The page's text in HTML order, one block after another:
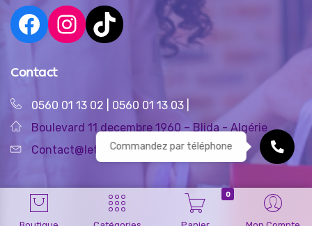
0
Contact
0560 01 13 02 0560 01 13 03
Boulevard 11 decembre 1960 – Blida - Algérie
Contact@letshop.dzCommandez par téléphone